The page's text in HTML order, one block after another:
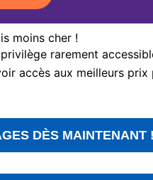
moins cher !
rarement
accès aux meilleurs
DÈS MAINTENANT